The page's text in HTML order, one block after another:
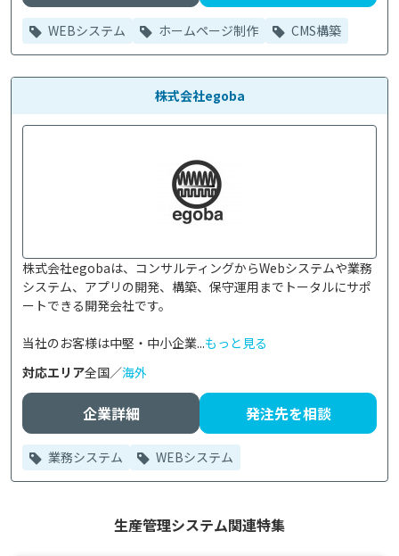
WEBシステム ホームページ制作 CMS構築
株式会社egoba
株式会社egobaは、コンサルティングからWebシステムや業務
システム、アプリの開発、構築、保守運用までトータルにサポ
ートできる開発会社です。
当社のお客様は中堅・中小企業...もっと見る
対応エリア全国／海外
企業詳細 発注先を相談
業務システム WEBシステム
生産管理システム関連特集